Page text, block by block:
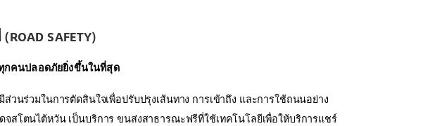
SAFETY)
กคนปลอดภัยยิ่งขึ้นในที่สุด
นร่วมในการตัดสินใจเพื่อปรับปรุงเส้นทาง การเข้าถึง และการใช้ถนนอย่าง
จสโตนไต้หวัน เป็นบริการ ขนส่งสาธารณะฟรีที่ใช้เทคโนโลยีเพื่อให้บริการแชร์